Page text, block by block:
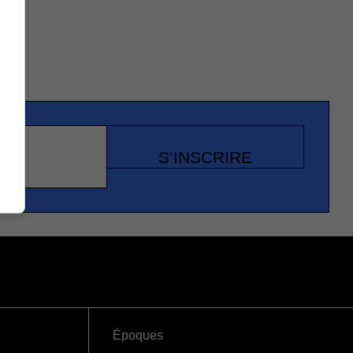
S’INSCRIRE
Époques